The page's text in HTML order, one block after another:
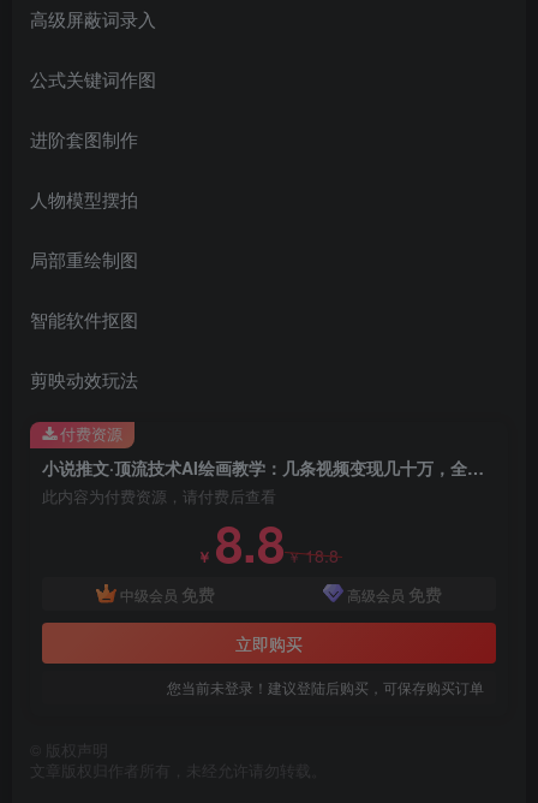
高级屏蔽词录入
公式关键词作图
进阶套图制作
人物模型摆拍
局部重绘制图
智能软件抠图
剪映动效玩法
小说推文·顶流技术AI绘画教学：几条视频变现几十万，全套视频教学+工具
此内容为付费资源，请付费后查看
￥ 8.8￥18.8
中级会员 免费 高级会员 免费
立即购买
您当前未登录！建议登陆后购买，可保存购买订单
付费资源
版权声明
文章版权归作者所有，未经允许请勿转载。